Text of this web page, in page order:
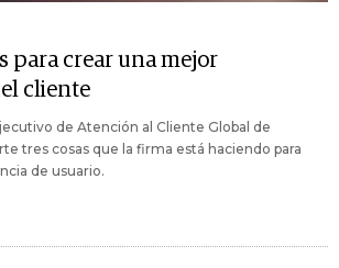
para crear una mejor
cliente
de Atención al Cliente Global de
tres cosas que la firma está haciendo para
de usuario.